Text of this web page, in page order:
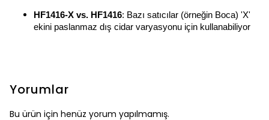
HF1416‑X vs. HF1416: Bazı satıcılar (örneğin Boca) 'X'
ekini paslanmaz dış cidar varyasyonu için kullanabiliyor
Yorumlar
Bu ürün için henüz yorum yapılmamış.